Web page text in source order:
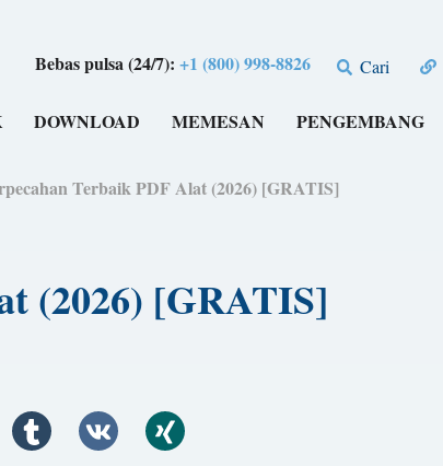
Bebas pulsa (24/7):+1 (800) 998-8826 Cari
DOWNLOAD MEMESAN PENGEMBANG
Terbaik PDF Alat (2026) [GRATIS]
(2026) [GRATIS]